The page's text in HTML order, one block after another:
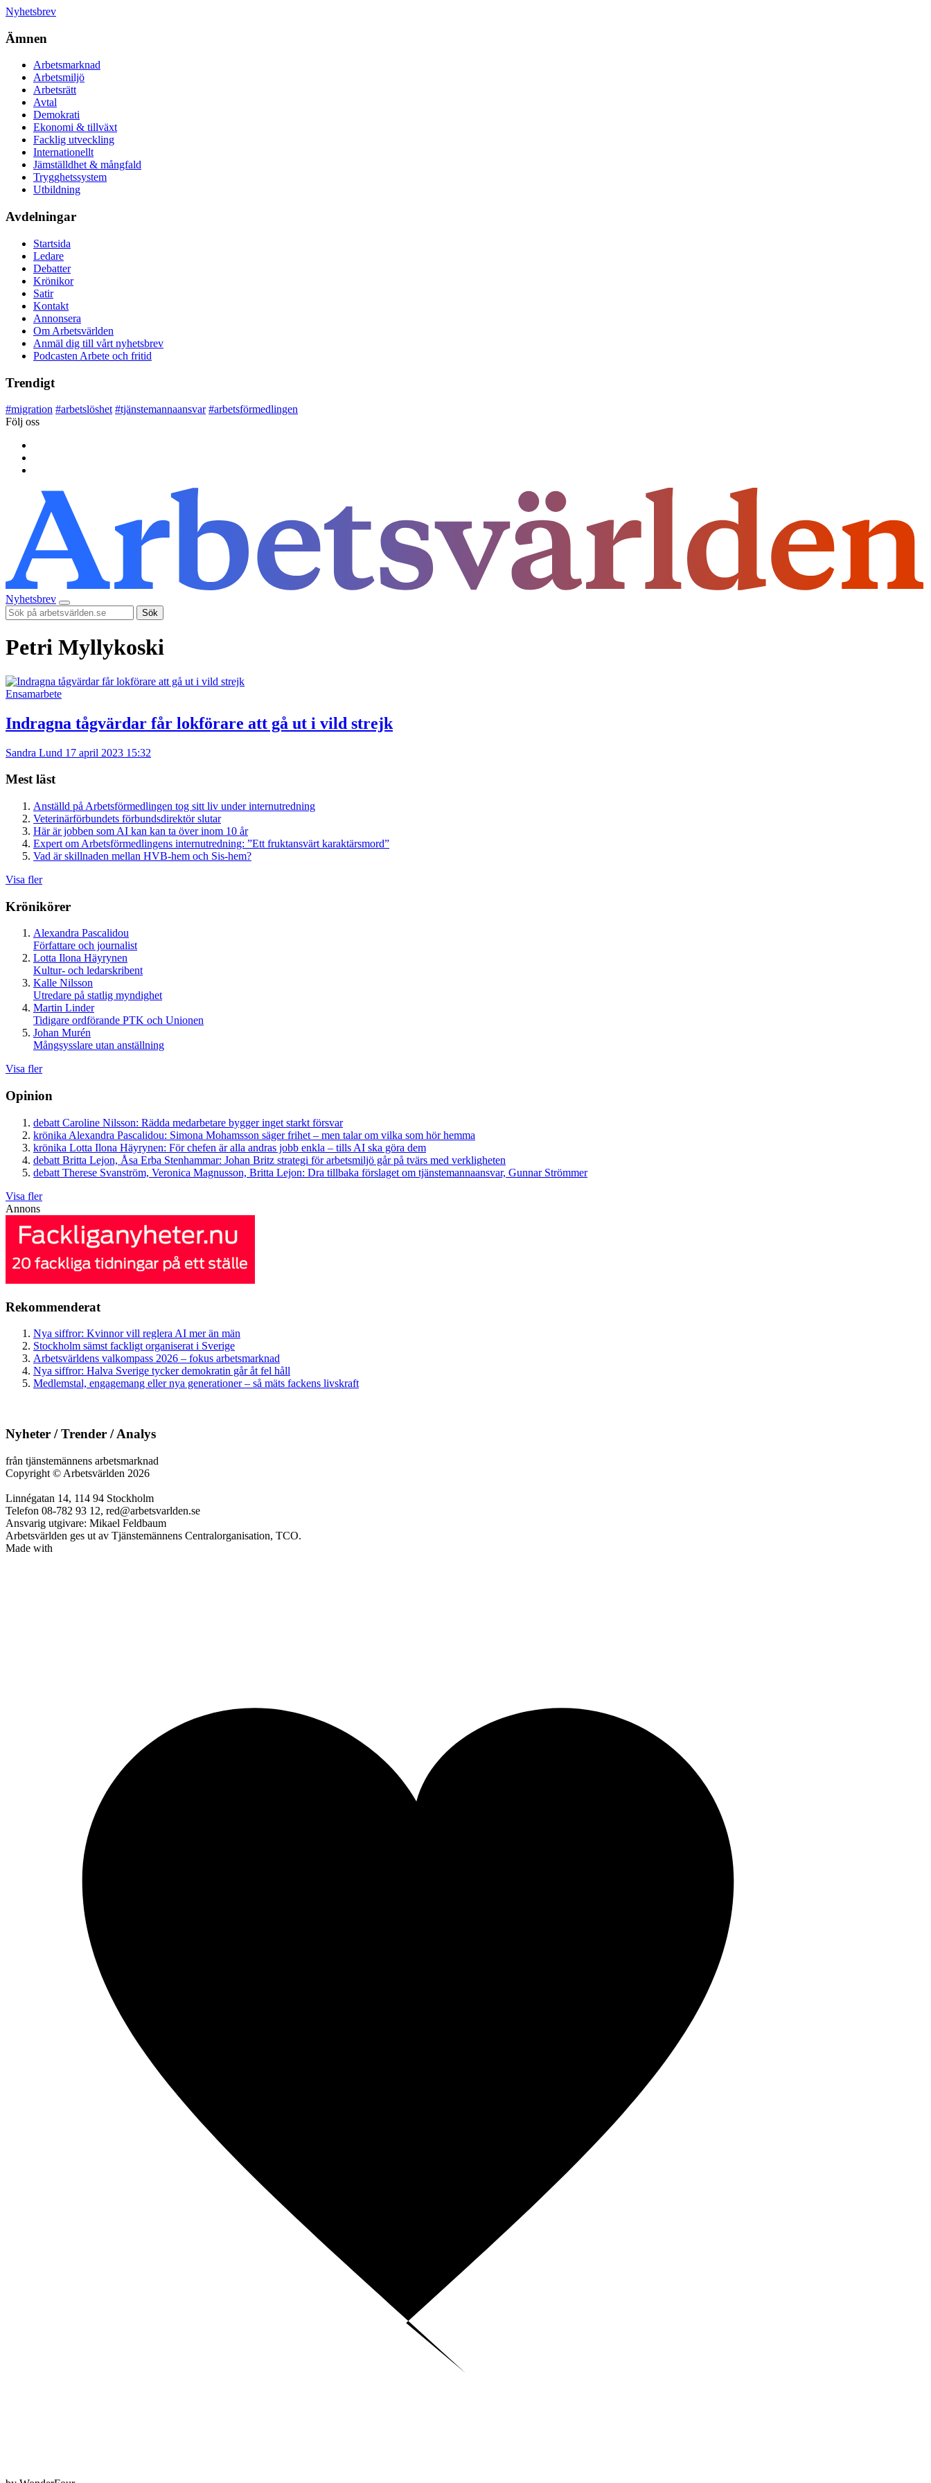
Nyhetsbrev
Ämnen
Arbetsmarknad
Arbetsmiljö
Arbetsrätt
Avtal
Demokrati
Ekonomi & tillväxt
Facklig utveckling
Internationellt
Jämställdhet & mångfald
Trygghetssystem
Utbildning
Avdelningar
Startsida
Ledare
Debatter
Krönikor
Satir
Kontakt
Annonsera
Om Arbetsvärlden
Anmäl dig till vårt nyhetsbrev
Podcasten Arbete och fritid
Trendigt
#migration #arbetslöshet #tjänstemannaansvar #arbetsförmedlingen
Följ oss
Nyhetsbrev
Sök
Petri Myllykoski
Ensamarbete
Indragna tågvärdar får lokförare att gå ut i vild strejk
Sandra Lund 17 april 2023 15:32
Mest läst
Anställd på Arbetsförmedlingen tog sitt liv under internutredning
Veterinärförbundets förbundsdirektör slutar
Här är jobben som AI kan kan ta över inom 10 år
Expert om Arbetsförmedlingens internutredning: ”Ett fruktansvärt karaktärsmord”
Vad är skillnaden mellan HVB-hem och Sis-hem?
Visa fler
Krönikörer
Alexandra Pascalidou
Författare och journalist
Lotta Ilona Häyrynen
Kultur- och ledarskribent
Kalle Nilsson
Utredare på statlig myndighet
Martin Linder
Tidigare ordförande PTK och Unionen
Johan Murén
Mångsysslare utan anställning
Visa fler
Opinion
debatt Caroline Nilsson: Rädda medarbetare bygger inget starkt försvar
krönika Alexandra Pascalidou: Simona Mohamsson säger frihet – men talar om vilka som hör hemma
krönika Lotta Ilona Häyrynen: För chefen är alla andras jobb enkla – tills AI ska göra dem
debatt Britta Lejon, Åsa Erba Stenhammar: Johan Britz strategi för arbetsmiljö går på tvärs med verkligheten
debatt Therese Svanström, Veronica Magnusson, Britta Lejon: Dra tillbaka förslaget om tjänstemannaansvar, Gunnar Strömmer
Visa fler
Annons
Rekommenderat
Nya siffror: Kvinnor vill reglera AI mer än män
Stockholm sämst fackligt organiserat i Sverige
Arbetsvärldens valkompass 2026 – fokus arbetsmarknad
Nya siffror: Halva Sverige tycker demokratin går åt fel håll
Medlemstal, engagemang eller nya generationer – så mäts fackens livskraft
Nyheter / Trender / Analys
från tjänstemännens arbetsmarknad
Copyright © Arbetsvärlden 2026
Linnégatan 14, 114 94 Stockholm
Telefon 08-782 93 12, red@arbetsvarlden.se
Ansvarig utgivare: Mikael Feldbaum
Arbetsvärlden ges ut av Tjänstemännens Centralorganisation, TCO.
Made with